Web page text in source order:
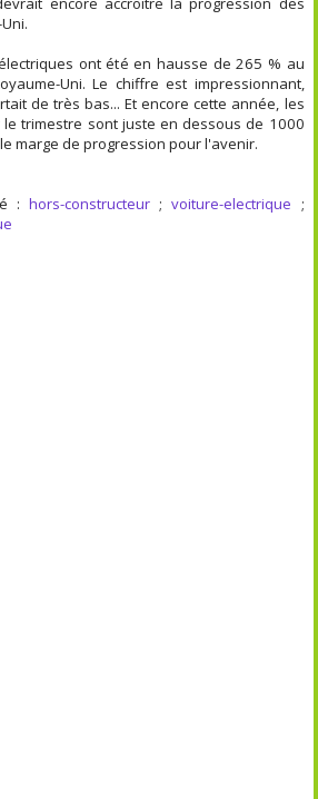
ont été en hausse de 265 % au
Uni. Le chiffre est impressionnant,
de très bas... Et encore cette année, les
trimestre sont juste en dessous de 1000
marge de progression pour l'avenir.
:hors-constructeur ;voiture-electrique ;